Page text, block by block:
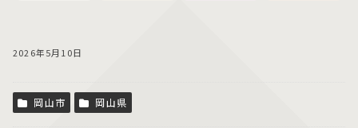
2026年5月10日
岡山市 岡山県